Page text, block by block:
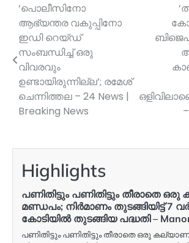
Post
navigation
‘പൊലീസിനോ
ആഭ്യന്തര വകുപ്പിനോ
ഇഡി റെയ്ഡ്
സംബന്ധിച്ച് ഒരു
വിവരവും
ഉണ്ടായിരുന്നില്ല’; രമേശ്
ചെന്നിത്തല – 24 News |
Breaking News
Highlights
പണിതിട്ടും പണിതിട്ടും തീരാതെ
മണ്ഡപം; നിർമാണം തുടങ്ങിയിട്ട് 7
കോടിയിൽ തുടങ്ങിയ പദ്ധതി –
പണിതിട്ടും പണിതിട്ടും തീരാതെ ഒരു